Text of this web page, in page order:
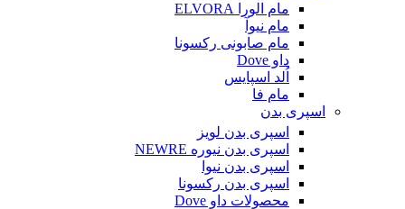
مام الورا ELVORA
مام نیوآ
مام صابونی رکسونا
داو Dove
اُلد اسپایس
مام فا
اسپری بدن
اسپری بدن لویز
اسپری بدن نیوره NEWRE
اسپری بدن نیوا
اسپری بدن رکسونا
محصولات داو Dove